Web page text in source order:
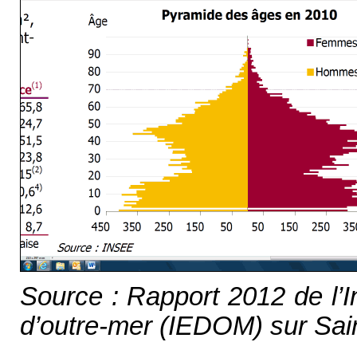
Source : Rapport 2012 de
d’outre-mer (IEDOM) sur